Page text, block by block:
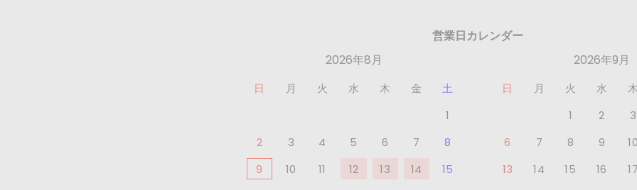
営業日カレンダー
2026年8月
日 月 火 水 木 金
土
1
2
3 4 5 6 7
8
9
10 11 12 13 14
15
2026年9月
日 月 火 水
1
2
3
6
7 8 9
13
14 15 16